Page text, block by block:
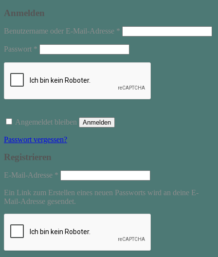
Anmelden
Benutzername oder E-Mail-Adresse *
Passwort *
Angemeldet bleiben Anmelden
Passwort vergessen?
Registrieren
E-Mail-Adresse *
Ein Link zum Erstellen eines neuen Passworts wird an deine E-
Mail-Adresse gesendet.